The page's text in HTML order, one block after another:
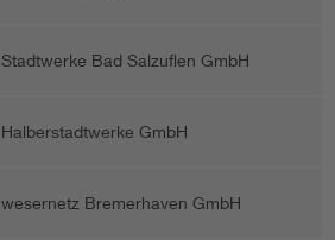
Stadtwerke Bad Salzuflen GmbH
Halberstadtwerke GmbH
wesernetz Bremerhaven GmbH